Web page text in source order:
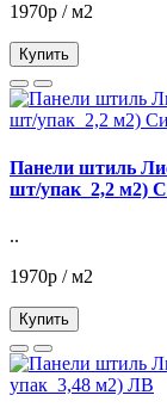
1970р / м2
Купить
Панели штиль
шт/упак_2,2 м2)
..
1970р / м2
Купить